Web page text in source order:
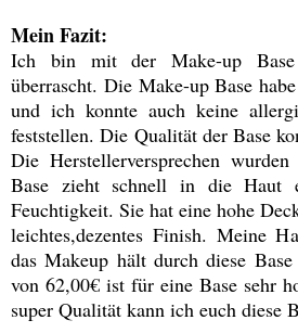
Mein Fazit:
Ich bin mit der Make-up
überrascht. Die Make-up Base
und ich konnte auch keine
feststellen. Die Qualität der Base
Die Herstellerversprechen
Base zieht schnell in die Haut
Feuchtigkeit. Sie hat eine hohe
leichtes,dezentes Finish. Meine
das Makeup hält durch diese
von 62,00€ ist für eine Base sehr
super Qualität kann ich euch diese